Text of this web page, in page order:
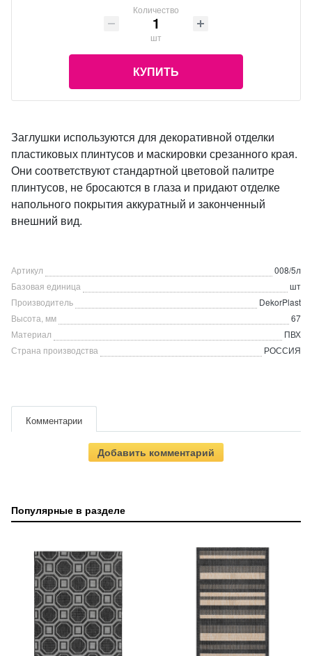
Количество
шт
КУПИТЬ
Заглушки используются для декоративной отделки
пластиковых плинтусов и маскировки срезанного края.
Они соответствуют стандартной цветовой палитре
плинтусов, не бросаются в глаза и придают отделке
напольного покрытия аккуратный и законченный
внешний вид.
Артикул
008/5л
Базовая единица
шт
Производитель
DekorPlast
Высота, мм
67
Материал
ПВХ
Страна производства
РОССИЯ
Комментарии
Добавить комментарий
Популярные в разделе